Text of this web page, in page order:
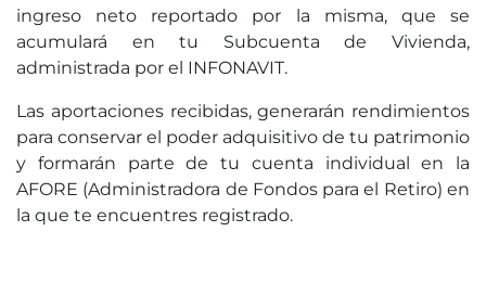
ingreso neto reportado por la misma, que se
acumulará en tu Subcuenta de Vivienda,
administrada por el INFONAVIT.
Las aportaciones recibidas, generarán rendimientos
para conservar el poder adquisitivo de tu patrimonio
y formarán parte de tu cuenta individual en la
AFORE (Administradora de Fondos para el Retiro) en
la que te encuentres registrado.